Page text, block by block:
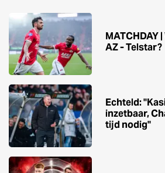
MATCHDAY
AZ - Telstar?
Echteld:
inzetbaar,
tijd nodig''